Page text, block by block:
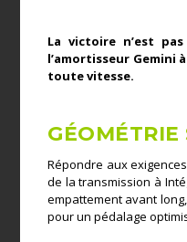
La victoire n’est
l’amortisseur Gemini
toute vitesse.
GÉOMÉTRIE
Répondre aux
de la transmission à
empattement avant
pour un pédalage